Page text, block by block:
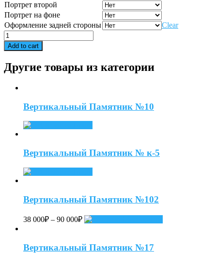
Портрет второй
Портрет на фоне
Оформление задней стороны
Clear
Вертикальный
Памятник
№2
Add to cart
Другие товары из категории
Вертикальный Памятник №10
Вертикальный Памятник № к-5
Вертикальный Памятник №102
38 000₽ – 90 000₽
Вертикальный Памятник №17